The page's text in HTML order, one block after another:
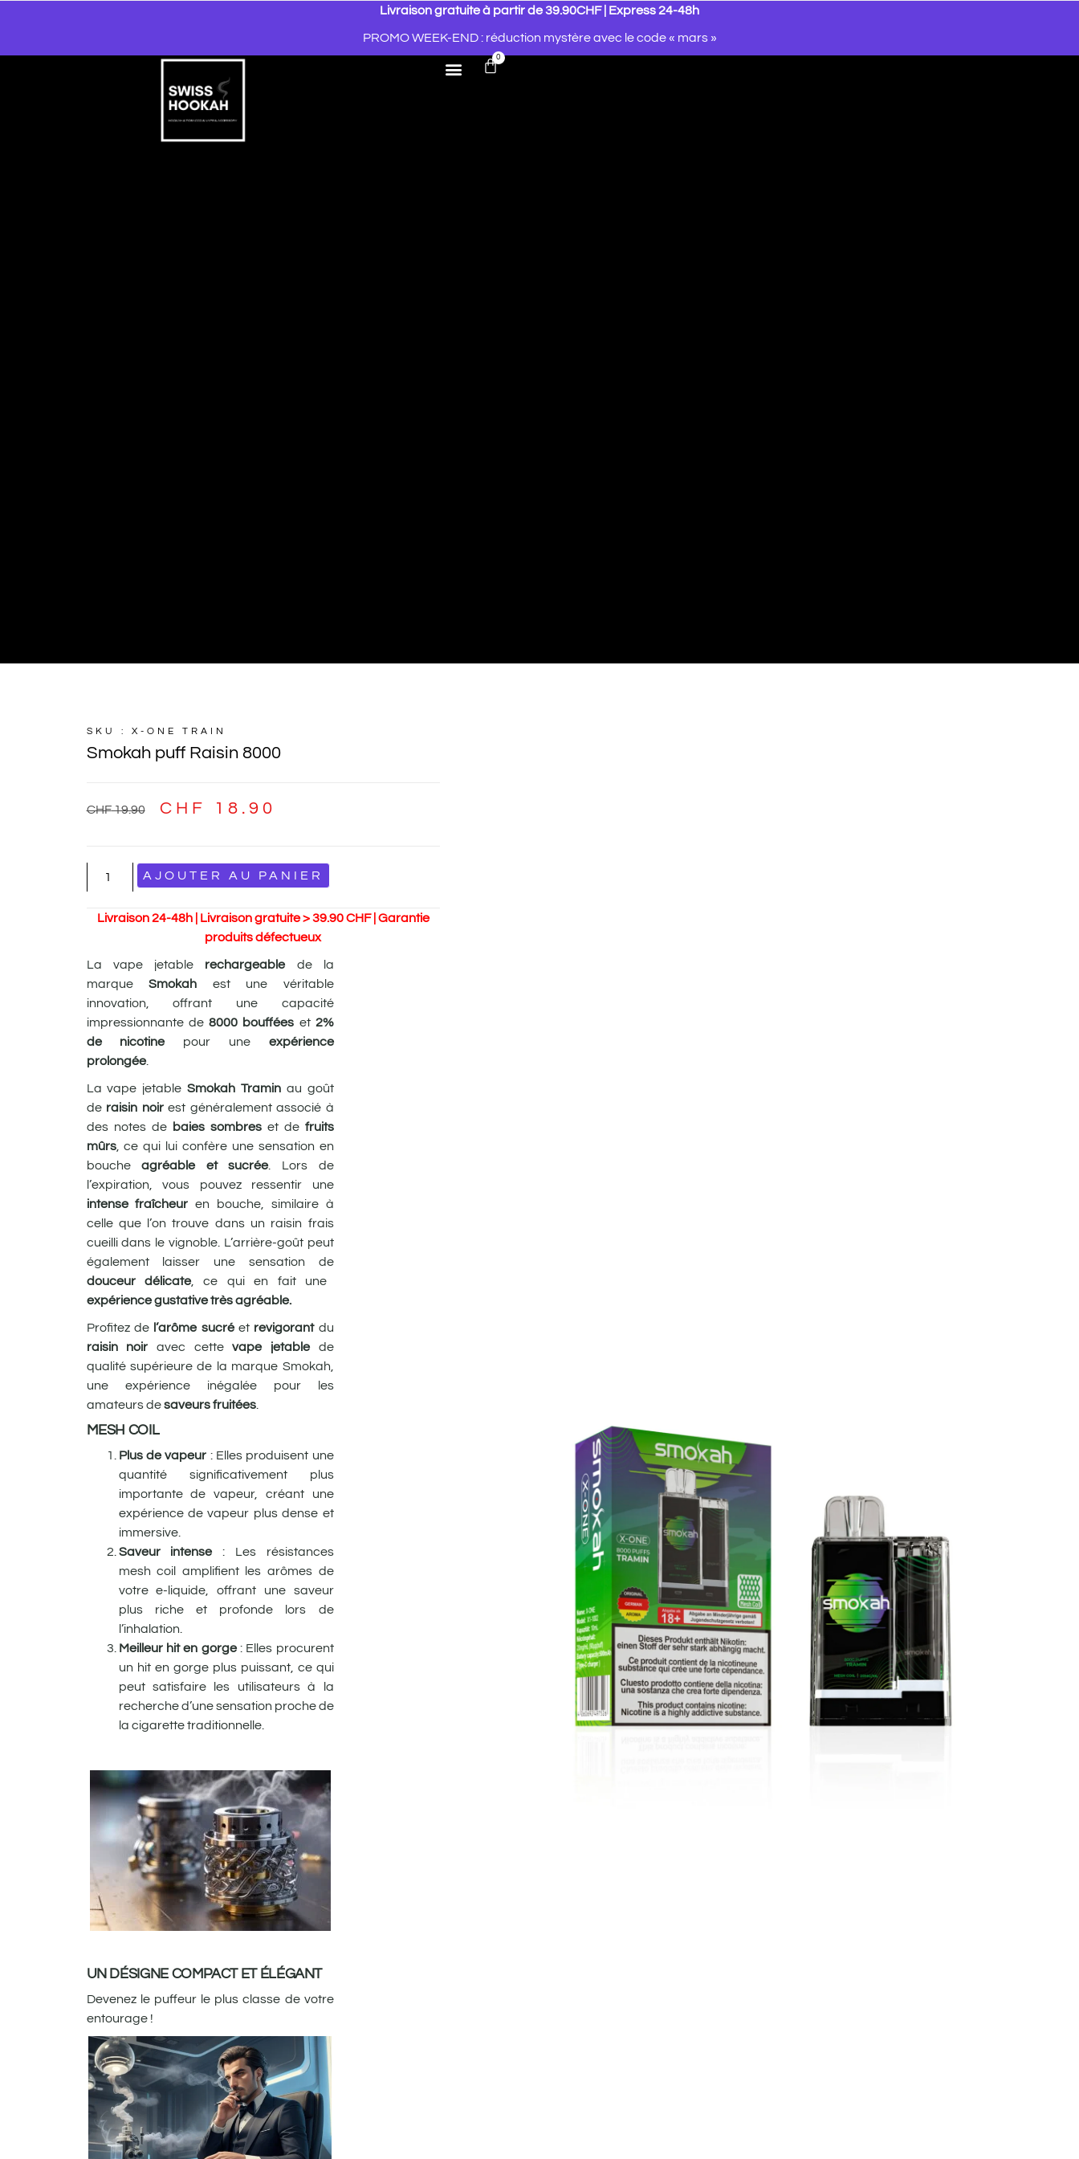
Livraison gratuite à partir de 39.90CHF | Express 24-48h
PROMO WEEK-END : réduction mystère avec le code « mars »
0
SKU : X-ONE TRAIN
Smokah puff Raisin 8000
CHF19.90 CHF 18.90
AJOUTER AU PANIER
Livraison 24-48h | Livraison gratuite > 39.90 CHF | Garantie
produits défectueux
La vape jetable rechargeablede la
marqueSmokah est une véritable
innovation, offrant une capacité
impressionnante de8000 bouffées et2%
de nicotinepour une expérience
prolongée.
La vape jetableSmokah Tramin au goût
deraisin noirest généralement associé à
des notes de baies sombreset de fruits
mûrs, ce qui lui confère une sensation en
boucheagréable et sucrée. Lors de
l’expiration, vous pouvez ressentir une
intense fraîcheur en bouche, similaire à
celle que l’on trouve dans un raisin frais
cueilli dans le vignoble. L’arrière-goût peut
également laisser une sensation de
douceur délicate, ce qui en fait une
expérience gustative très agréable.
Profitez del’arôme sucréet revigorantdu
raisin noir avec cettevape jetablede
qualité supérieure de la marque Smokah,
une expérience inégalée pour les
amateurs desaveurs fruitées.
MESH COIL
Plus de vapeur : Elles produisent une
quantité significativement plus
importante de vapeur, créant une
expérience de vapeur plus dense et
immersive.
Saveur intense: Les résistances
mesh coil amplifient les arômes de
votre e-liquide, offrant une saveur
plus riche et profonde lors de
l’inhalation.
Meilleur hit en gorge: Elles procurent
un hit en gorge plus puissant, ce qui
peut satisfaire les utilisateurs à la
recherche d’une sensation proche de
la cigarette traditionnelle.
UN DÉSIGNE COMPACT ET ÉLÉGANT
Devenez le puffeur le plus classe de votre
entourage !